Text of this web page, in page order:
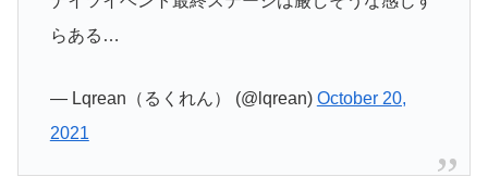
らある…
— Lqrean（るくれん） (@lqrean) October 20,
2021